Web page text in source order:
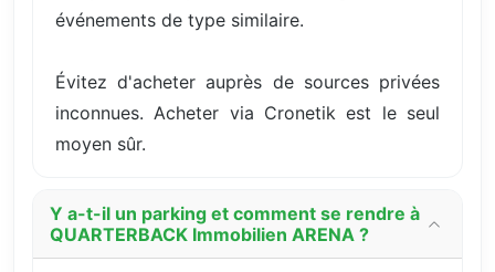
événements de type similaire.
Évitez d'acheter auprès de sources privées
inconnues. Acheter via Cronetik est le seul
moyen sûr.
Y a-t-il un parking et comment se rendre à
QUARTERBACK Immobilien ARENA ?